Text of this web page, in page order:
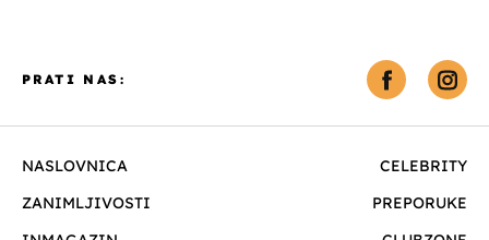
NASLOVNICA
CELEBRITY
ZANIMLJIVOSTI
PREPORUKE
PRATI NAS: